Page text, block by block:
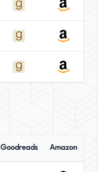
Goodreads Amazon